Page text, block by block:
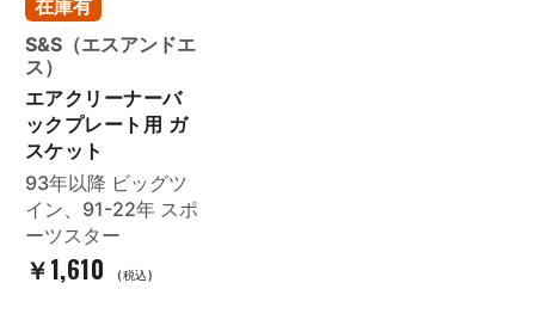
在庫有
S&S（エスアンドエ
ス）
エアクリーナーバ
ックプレート用 ガ
スケット
93年以降 ビッグツ
イン、91-22年 スポ
ーツスター
￥1,610 (税込)